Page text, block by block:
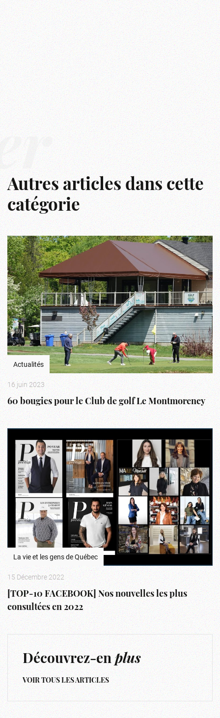
Autres articles dans cette
catégorie
Actualités
16 juin 2023
60 bougies pour le Club de golf Le Montmorency
La vie et les gens de Québec
15 Décembre 2022
[TOP-10 FACEBOOK] Nos nouvelles les plus
consultées en 2022
Découvrez-enplus
VOIR TOUS LES ARTICLES